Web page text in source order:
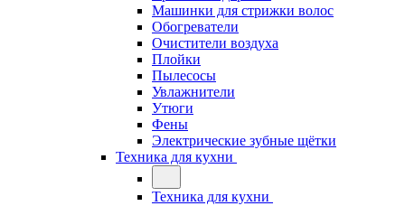
Машинки для стрижки волос
Обогреватели
Очистители воздуха
Плойки
Пылесосы
Увлажнители
Утюги
Фены
Электрические зубные щётки
Техника для кухни
Техника для кухни